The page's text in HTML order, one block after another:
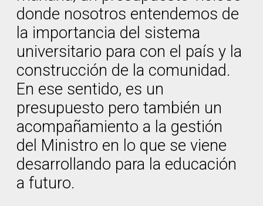
donde nosotros entendemos de
la importancia del sistema
universitario para con el país y la
construcción de la comunidad.
En ese sentido, es un
presupuesto pero también un
acompañamiento a la gestión
del Ministro en lo que se viene
desarrollando para la educación
a futuro.